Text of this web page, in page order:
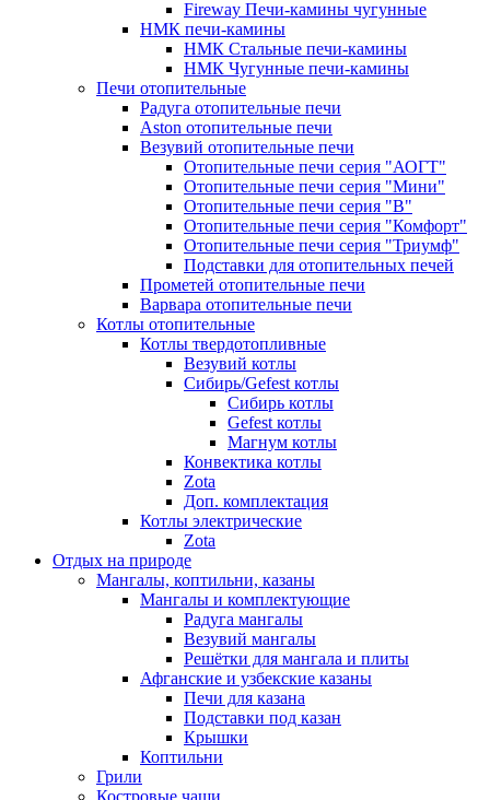
Fireway Печи-камины чугунные
НМК печи-камины
НМК Стальные печи-камины
НМК Чугунные печи-камины
Печи отопительные
Радуга отопительные печи
Aston отопительные печи
Везувий отопительные печи
Отопительные печи серия "АОГТ"
Отопительные печи серия "Мини"
Отопительные печи серия "В"
Отопительные печи серия "Комфорт"
Отопительные печи серия "Триумф"
Подставки для отопительных печей
Прометей отопительные печи
Варвара отопительные печи
Котлы отопительные
Котлы твердотопливные
Везувий котлы
Сибирь/Gefest котлы
Сибирь котлы
Gefest котлы
Магнум котлы
Конвектика котлы
Zota
Доп. комплектация
Котлы электрические
Zota
Отдых на природе
Мангалы, коптильни, казаны
Мангалы и комплектующие
Радуга мангалы
Везувий мангалы
Решётки для мангала и плиты
Афганские и узбекские казаны
Печи для казана
Подставки под казан
Крышки
Коптильни
Грили
Костровые чаши